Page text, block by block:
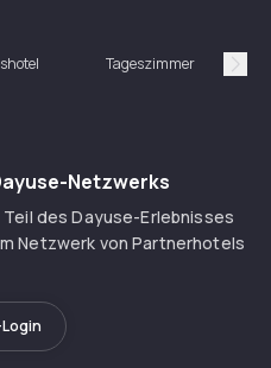
Tageszimmer
Netzwerks
des Dayuse-Erlebnisses
Netzwerk von Partnerhotels